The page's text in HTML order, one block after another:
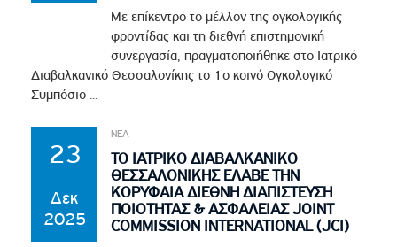
Με επίκεντρο το μέλλον της ογκολογικής
φροντίδας και τη διεθνή επιστημονική
συνεργασία, πραγματοποιήθηκε στο Ιατρικό
Διαβαλκανικό Θεσσαλονίκης το 1ο κοινό Ογκολογικό
Συμπόσιο ...
23
Δεκ
2025
ΝΕΑ
ΤΟ ΙΑΤΡΙΚΟ ΔΙΑΒΑΛΚΑΝΙΚΟ
ΘΕΣΣΑΛΟΝΙΚΗΣ ΕΛΑΒΕ ΤΗΝ
ΚΟΡΥΦΑΙΑ ΔΙΕΘΝΗ ΔΙΑΠΙΣΤΕΥΣΗ
ΠΟΙΟΤΗΤΑΣ & ΑΣΦΑΛΕΙΑΣ JOINT
COMMISSION INTERNATIONAL (JCI)